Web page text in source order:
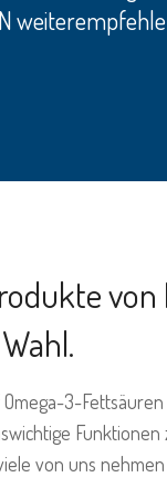
von
3-Fettsäuren
Funktionen
von uns